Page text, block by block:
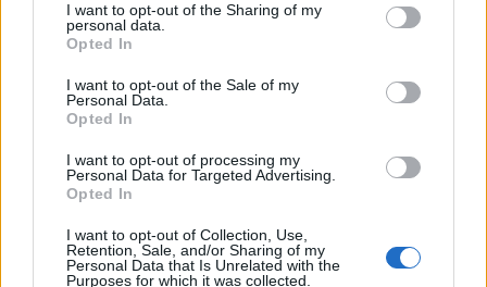
not limited to your visit or usage behaviour. You may click to
grant or deny consent to Google and its third-party tags to
use your data for below specified purposes in below Google
consent section.
I want to opt-out of the Sharing of my
personal data.
Opted In
I want to opt-out of the Sale of my
Personal Data.
Opted In
I want to opt-out of processing my
Personal Data for Targeted Advertising.
Opted In
I want to opt-out of Collection, Use,
Retention, Sale, and/or Sharing of my
Personal Data that Is Unrelated with the
Purposes for which it was collected.
1.Ποιά ακριβώς μέτρα έλαβαν, Περιφερειάρχης
Θεσσαλίας, αρμόδιοι χωρικοί Αντιπεριφερειάρχες
Μαγνησίας, Καρδίτσας, Τρικάλων και Λάρισας,
πολιτικής προστασίας, Δήμαρχος Βόλου και
αρμόδιοι Αντιδήμαρχοι, Δήμαρχος Καρδίτσας και
αρμόδιοι Αντιδήμαρχοι, μετά την κακοκαιρία
«Ιανός» το 2020, σε επίπεδο πρόληψης, ήτοι